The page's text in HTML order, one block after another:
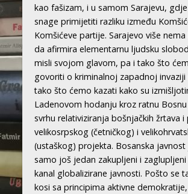
kao fašizam, i u samom Sarajevu,
snage primijetiti razliku između
Komšićeve partije. Sarajevo više
da afirmira elementarnu ljudsku
misli svojom glavom, pa i tako što
govoriti o kriminalnoj zapadnoj invaziji
tako što ćemo kazati kako su
Ladenovom hodanju kroz ratnu
svrhu relativiziranja bošnjačkih žrtava i
velikosrpskog (četničkog) i
(ustaškog) projekta. Bosanska
samo još jedan zakupljeni i
kanal globalizirane javnosti. Pošto se
kosi sa principima aktivne